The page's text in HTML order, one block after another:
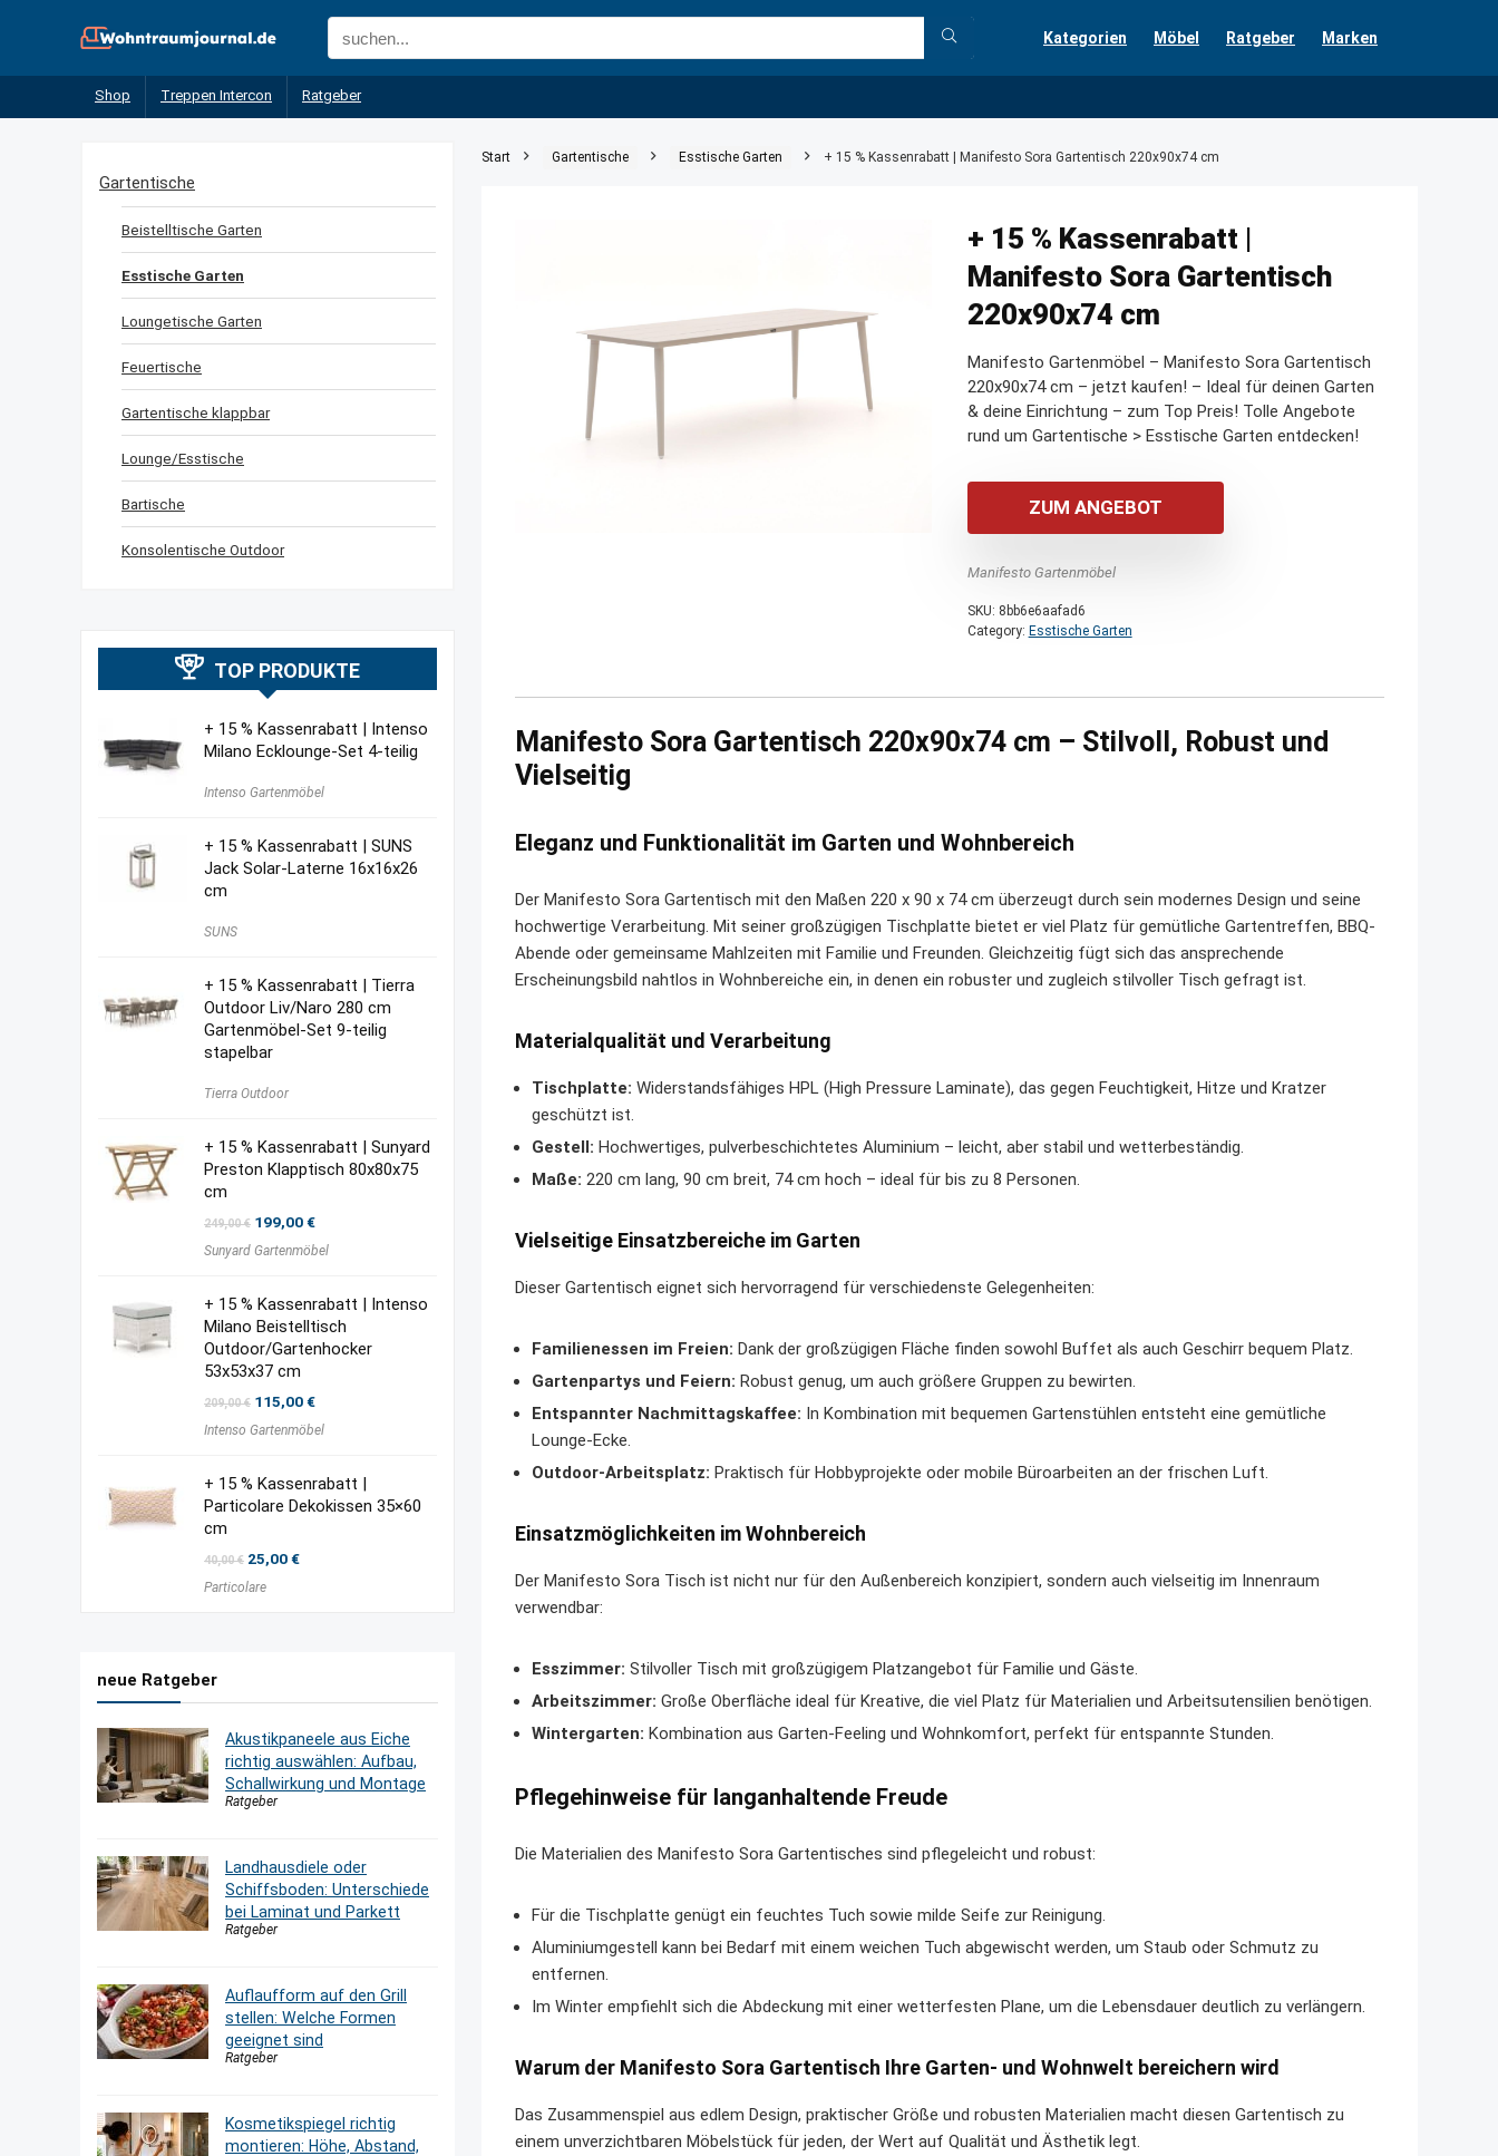
Kategorien Möbel Ratgeber Marken
Shop Treppen Intercon Ratgeber
Start Gartentische Esstische Garten + 15 % Kassenrabatt | Manifesto Sora Gartentisch 220x90x74 cm
+ 15 % Kassenrabatt |
Manifesto Sora Gartentisch
220x90x74 cm
Manifesto Gartenmöbel – Manifesto Sora Gartentisch
220x90x74 cm – jetzt kaufen! – Ideal für deinen Garten
& deine Einrichtung – zum Top Preis! Tolle Angebote
rund um Gartentische > Esstische Garten entdecken!
ZUM ANGEBOT
Manifesto Gartenmöbel
SKU: 8bb6e6aafad6
Category: Esstische Garten
Manifesto Sora Gartentisch 220x90x74 cm – Stilvoll, Robust und
Vielseitig
Eleganz und Funktionalität im Garten und Wohnbereich
Der Manifesto Sora Gartentisch mit den Maßen 220 x 90 x 74 cm überzeugt durch sein modernes Design und seine
hochwertige Verarbeitung. Mit seiner großzügigen Tischplatte bietet er viel Platz für gemütliche Gartentreffen, BBQ-
Abende oder gemeinsame Mahlzeiten mit Familie und Freunden. Gleichzeitig fügt sich das ansprechende
Erscheinungsbild nahtlos in Wohnbereiche ein, in denen ein robuster und zugleich stilvoller Tisch gefragt ist.
Materialqualität und Verarbeitung
Tischplatte: Widerstandsfähiges HPL (High Pressure Laminate), das gegen Feuchtigkeit, Hitze und Kratzer
geschützt ist.
Gestell: Hochwertiges, pulverbeschichtetes Aluminium – leicht, aber stabil und wetterbeständig.
Maße: 220 cm lang, 90 cm breit, 74 cm hoch – ideal für bis zu 8 Personen.
Vielseitige Einsatzbereiche im Garten
Dieser Gartentisch eignet sich hervorragend für verschiedenste Gelegenheiten:
Familienessen im Freien: Dank der großzügigen Fläche finden sowohl Buffet als auch Geschirr bequem Platz.
Gartenpartys und Feiern: Robust genug, um auch größere Gruppen zu bewirten.
Entspannter Nachmittagskaffee: In Kombination mit bequemen Gartenstühlen entsteht eine gemütliche
Lounge-Ecke.
Outdoor-Arbeitsplatz: Praktisch für Hobbyprojekte oder mobile Büroarbeiten an der frischen Luft.
Einsatzmöglichkeiten im Wohnbereich
Der Manifesto Sora Tisch ist nicht nur für den Außenbereich konzipiert, sondern auch vielseitig im Innenraum
verwendbar:
Esszimmer: Stilvoller Tisch mit großzügigem Platzangebot für Familie und Gäste.
Arbeitszimmer: Große Oberfläche ideal für Kreative, die viel Platz für Materialien und Arbeitsutensilien benötigen.
Wintergarten: Kombination aus Garten-Feeling und Wohnkomfort, perfekt für entspannte Stunden.
Pflegehinweise für langanhaltende Freude
Die Materialien des Manifesto Sora Gartentisches sind pflegeleicht und robust:
Für die Tischplatte genügt ein feuchtes Tuch sowie milde Seife zur Reinigung.
Aluminiumgestell kann bei Bedarf mit einem weichen Tuch abgewischt werden, um Staub oder Schmutz zu
entfernen.
Im Winter empfiehlt sich die Abdeckung mit einer wetterfesten Plane, um die Lebensdauer deutlich zu verlängern.
Warum der Manifesto Sora Gartentisch Ihre Garten- und Wohnwelt bereichern wird
Das Zusammenspiel aus edlem Design, praktischer Größe und robusten Materialien macht diesen Gartentisch zu
einem unverzichtbaren Möbelstück für jeden, der Wert auf Qualität und Ästhetik legt.
Gartentische
Beistelltische Garten
Esstische Garten
Loungetische Garten
Feuertische
Gartentische klappbar
Lounge/Esstische
Bartische
Konsolentische Outdoor
TOP PRODUKTE
+ 15 % Kassenrabatt | Intenso
Milano Ecklounge-Set 4-teilig
Intenso Gartenmöbel
+ 15 % Kassenrabatt | SUNS
Jack Solar-Laterne 16x16x26
cm
SUNS
+ 15 % Kassenrabatt | Tierra
Outdoor Liv/Naro 280 cm
Gartenmöbel-Set 9-teilig
stapelbar
Tierra Outdoor
+ 15 % Kassenrabatt | Sunyard
Preston Klapptisch 80x80x75
cm
249,00€ Ursprünglicher
war:
199,00€Aktueller
ist:
Sunyard Gartenmöbel
+ 15 % Kassenrabatt | Intenso
Milano Beistelltisch
Outdoor/Gartenhocker
53x53x37 cm
209,00€ Ursprünglicher
war:
115,00€Aktueller
ist:
Intenso Gartenmöbel
+ 15 % Kassenrabatt |
Particolare Dekokissen 35×60
cm
40,00€ Ursprünglicher
war:
25,00€Aktueller
Particolare
neue Ratgeber
Akustikpaneele aus Eiche
richtig auswählen: Aufbau,
Schallwirkung und Montage
Ratgeber
Landhausdiele oder
Schiffsboden: Unterschiede
bei Laminat und Parkett
Ratgeber
Auflaufform auf den Grill
stellen: Welche Formen
geeignet sind
Ratgeber
Kosmetikspiegel richtig
montieren: Höhe, Abstand,